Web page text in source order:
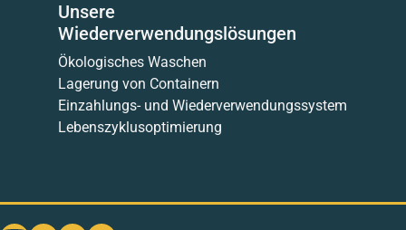
Unsere
Wiederverwendungslösungen
Ökologisches Waschen
Lagerung von Containern
Einzahlungs- und Wiederverwendungssystem
Lebenszyklusoptimierung